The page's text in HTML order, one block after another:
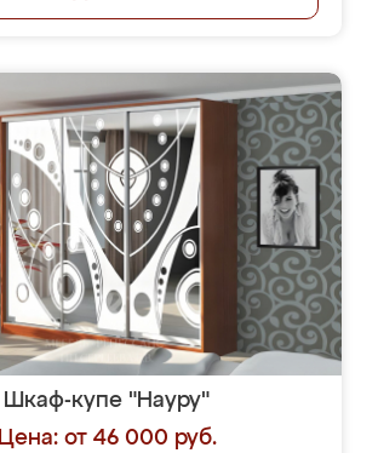
Шкаф-купе "Науру"
Цена: от 46 000 руб.